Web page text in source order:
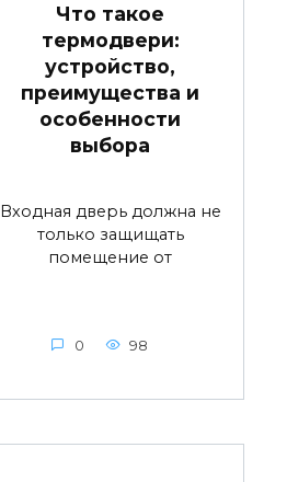
Что такое
термодвери:
устройство,
преимущества и
особенности
выбора
Входная дверь должна не
только защищать
помещение от
0 98